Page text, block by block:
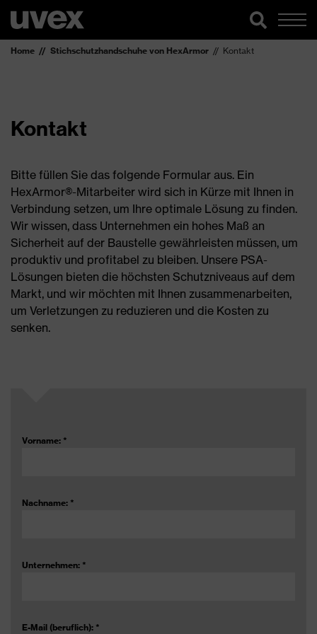
Home Stichschutzhandschuhe von HexArmor Kontakt
Kontakt
Bitte füllen Sie das folgende Formular aus. Ein
HexArmor®-Mitarbeiter wird sich in Kürze mit Ihnen in
Verbindung setzen, um Ihre optimale Lösung zu finden.
Wir wissen, dass Unternehmen ein hohes Maß an
Sicherheit auf der Baustelle gewährleisten müssen, um
produktiv und profitabel zu bleiben. Unsere PSA-
Lösungen bieten die höchsten Schutzniveaus auf dem
Markt, und wir möchten mit Ihnen zusammenarbeiten,
um Verletzungen zu reduzieren und die Kosten zu
senken.
Vorname: *
Nachname: *
Unternehmen: *
E-Mail (beruflich): *